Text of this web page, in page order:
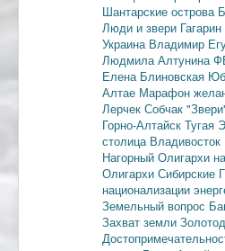
Шантарские острова
Люди и звери Гагарин
Украина Владимир
Людмила Алтунина
Елена Блиновская
Алтае Марафон
Лерчек Собчак
Горно-Алтайск Тугая
столица Владивосток
Нагорный Олигархи
Олигархи Сибирские
национализации
Земельный вопрос
Захват земли